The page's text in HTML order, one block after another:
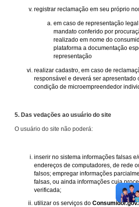
registrar reclamação em seu próprio
em caso de representação
mandato conferido por
realizado em nome do
plataforma a documentação
representação
realizar cadastro, em caso de
responsável e deverá ser apresentado
condição de microempreendedor
5. Das vedações ao usuário do site
O usuário do site não poderá:
inserir no sistema informações falsas
endereços de computadores, de rede
falsos; empregar informações
falsas, ou ainda informações cuja
verificada;
utilizar os serviços do